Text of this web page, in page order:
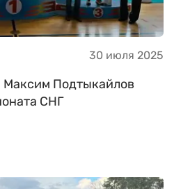
30 июля 2025
Подтыкайлов
СНГ